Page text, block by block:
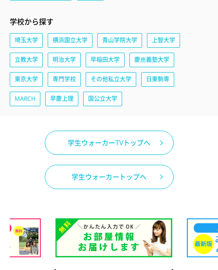
学校から探す
埼玉大学 横浜国立大学 青山学院大学 上智大学
立教大学 明治大学 早稲田大学 慶應義塾大学
東京大学 専門学校 その他私立大学 日東駒専
MARCH 早慶上理 国公立大学
学生ウォーカーTVトップへ
学生ウォーカートップへ